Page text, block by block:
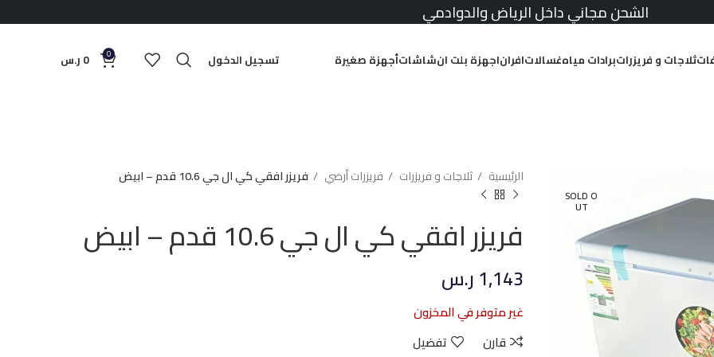
الشحن مجاني داخل الرياض والدوادمي
ثلاجات و فريزراتبرادات مياهغسالاتافراناجهزة بلت انشاشاتأجهزة صغيرة تسجيل الدخول 0
0 ر.س
SOLD O
UT
الرئيسية ثلاجات و فريزرات فريزرات أرضي فريزر افقي كي ال جي 10.6 قدم – ابيض
فريزر افقي كي ال جي 10.6 قدم – ابيض
1,143ر.س
غير متوفر في المخزون
قارن
تفضيل